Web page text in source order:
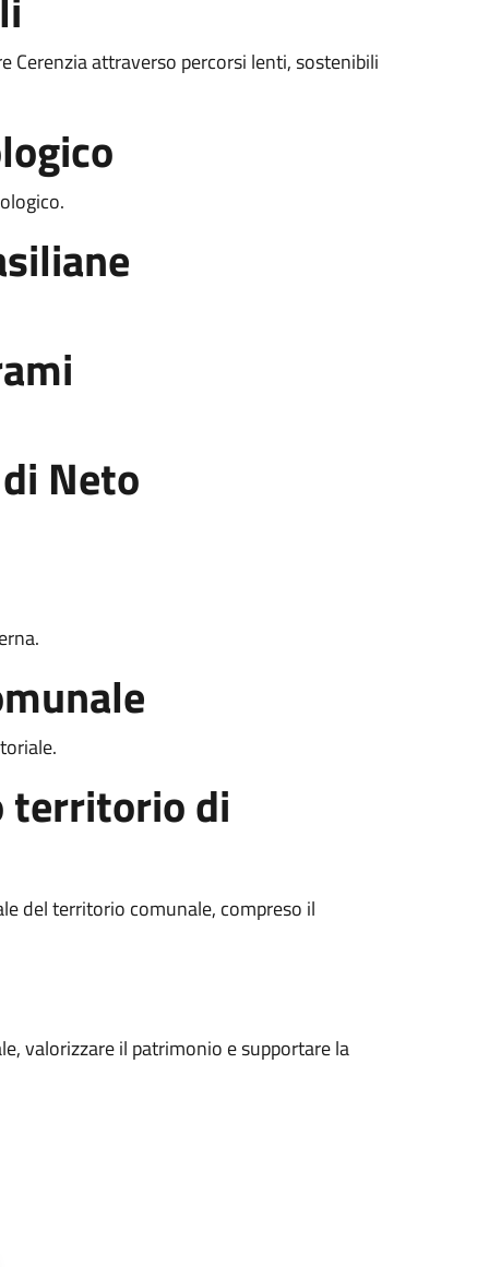
Cerenzia attraverso percorsi lenti, sostenibili
Neto
territorio di
del territorio comunale, compreso il
valorizzare il patrimonio e supportare la